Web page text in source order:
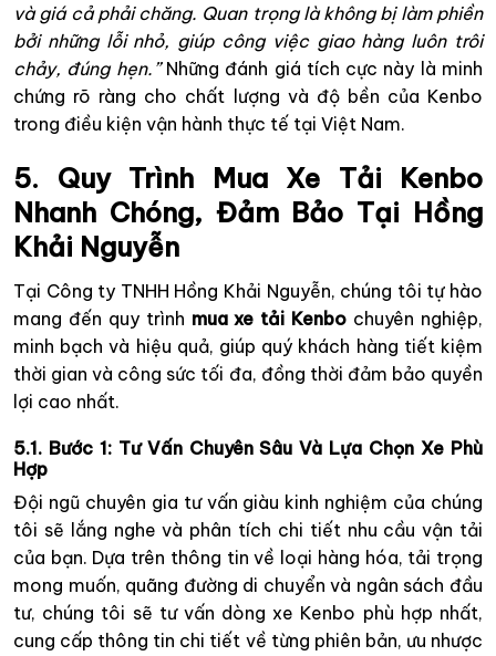
và giá cả phải chăng. Quan trọng là không bị làm phiền
bởi những lỗi nhỏ, giúp công việc giao hàng luôn trôi
chảy, đúng hẹn.”Những đánh giá tích cực này là minh
chứng rõ ràng cho chất lượng và độ bền của Kenbo
trong điều kiện vận hành thực tế tại Việt Nam.
5. Quy Trình Mua Xe Tải Kenbo
Nhanh Chóng, Đảm Bảo Tại Hồng
Khải Nguyễn
Tại Công ty TNHH Hồng Khải Nguyễn, chúng tôi tự hào
mang đến quy trình mua xe tải Kenbo chuyên nghiệp,
minh bạch và hiệu quả, giúp quý khách hàng tiết kiệm
thời gian và công sức tối đa, đồng thời đảm bảo quyền
lợi cao nhất.
5.1. Bước 1: Tư Vấn Chuyên Sâu Và Lựa Chọn Xe Phù
Hợp
Đội ngũ chuyên gia tư vấn giàu kinh nghiệm của chúng
tôi sẽ lắng nghe và phân tích chi tiết nhu cầu vận tải
của bạn. Dựa trên thông tin về loại hàng hóa, tải trọng
mong muốn, quãng đường di chuyển và ngân sách đầu
tư, chúng tôi sẽ tư vấn dòng xe Kenbo phù hợp nhất,
cung cấp thông tin chi tiết về từng phiên bản, ưu nhược